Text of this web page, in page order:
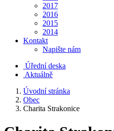
2017
2016
2015
2014
Kontakt
Napište nám
Úřední deska
Aktuálně
Úvodní stránka
Obec
Charita Strakonice